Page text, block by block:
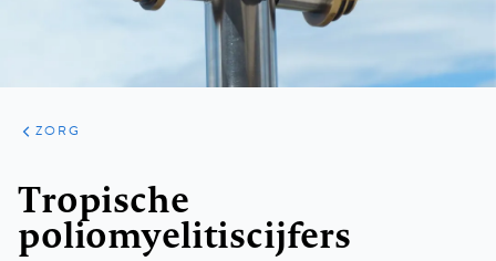
ARTIKELEN
PERSPECTIEF
ZORG
Tropische
poliomyelitiscijfers